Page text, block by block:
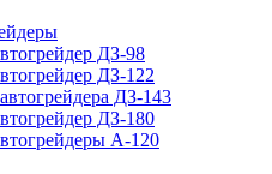
ДЗ-98
ДЗ-122
ДЗ-143
ДЗ-180
А-120